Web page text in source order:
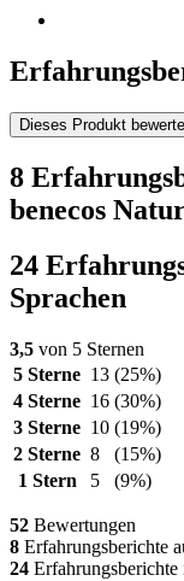
Dieses Produkt
8
benecos
24
Sprachen
3,5 von 5 Sternen
5 Sterne 13 (25%)
4 Sterne 16 (30%)
3 Sterne 10 (19%)
2 Sterne 8
(15%)
1 Stern
5 (9%)
52 Bewertungen
8 Erfahrungsberichte
24 Erfahrungsberichte